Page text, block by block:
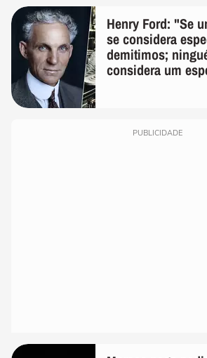
Henry Ford: "Se
se considera
demitimos;
considera um
PUBLICIDADE